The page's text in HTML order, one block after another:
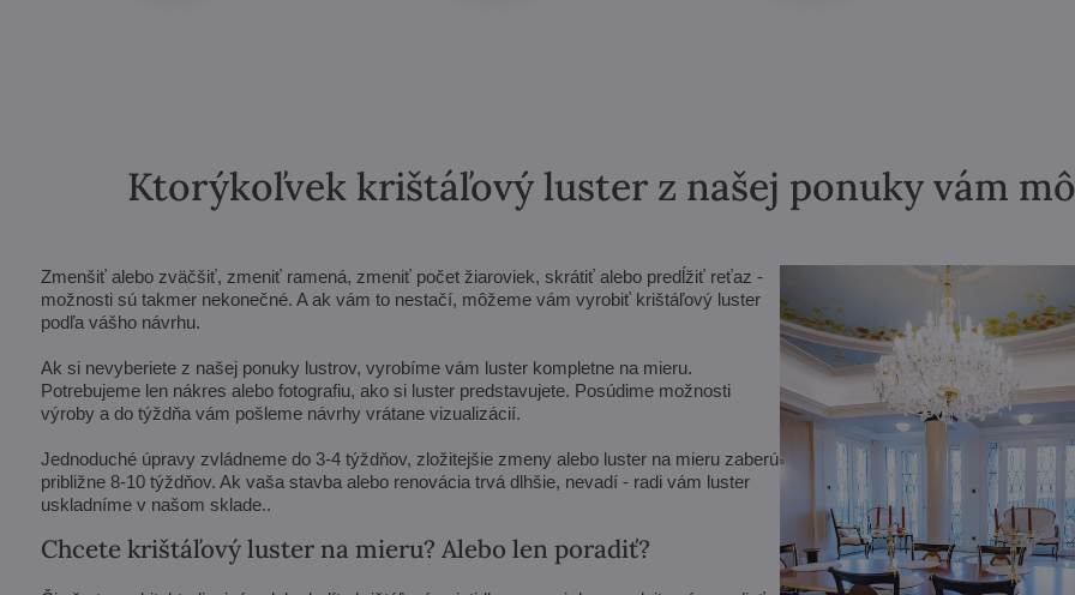
Ktorýkoľvek krištáľový luster z našej ponuky vám
Zmenšiť alebo zväčšiť, zmeniť ramená, zmeniť počet žiaroviek, skrátiť alebo predĺžiť reťaz -
možnosti sú takmer nekonečné. A ak vám to nestačí, môžeme vám vyrobiť krištáľový luster
podľa vášho návrhu.
Ak si nevyberiete z našej ponuky lustrov, vyrobíme vám luster kompletne na mieru.
Potrebujeme len nákres alebo fotografiu, ako si luster predstavujete. Posúdime možnosti
výroby a do týždňa vám pošleme návrhy vrátane vizualizácií.
Jednoduché úpravy zvládneme do 3-4 týždňov, zložitejšie zmeny alebo luster na mieru zaberú
približne 8-10 týždňov. Ak vaša stavba alebo renovácia trvá dlhšie, nevadí - radi vám luster
uskladníme v našom sklade..
Chcete krištáľový luster na mieru? Alebo len poradiť?